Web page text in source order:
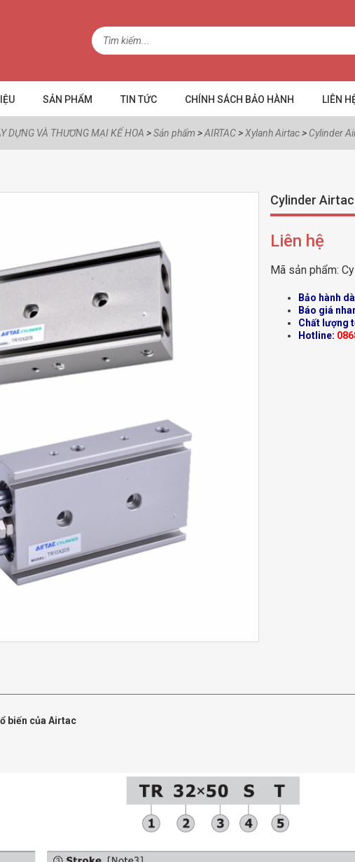
SẢN PHẨM TIN TỨC CHÍNH SÁCH BẢO HÀNH LIÊN
DỰNG VÀ THƯƠNG MẠI KẾ HOA >Sản phẩm >AIRTAC>Xylanh Airtac> Cylinder
Cylinder
Liên hệ
Mã sản phẩm:
Bảo hành
Báo giá
Chất lượng
Hotline:
biến của Airtac